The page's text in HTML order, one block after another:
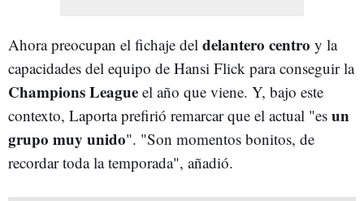
Ahora preocupan el fichaje del delantero centro y la
capacidades del equipo de Hansi Flick para conseguir la
Champions League el año que viene. Y, bajo este
contexto, Laporta prefirió remarcar que el actual "es un
grupo muy unido". "Son momentos bonitos, de
recordar toda la temporada", añadió.